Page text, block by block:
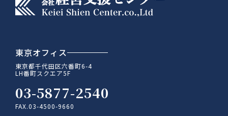
東京オフィス
東京都千代田区六番町6-4
LH番町スクエア5F
03-5877-2540
FAX.03-4500-9660